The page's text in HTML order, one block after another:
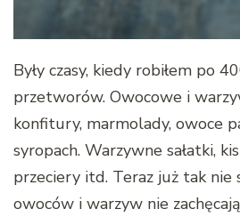
Były czasy, kiedy robiłem po
przetworów. Owocowe i
konfitury, marmolady, owoce
syropach. Warzywne sałatki,
przeciery itd. Teraz już tak nie
owoców i warzyw nie